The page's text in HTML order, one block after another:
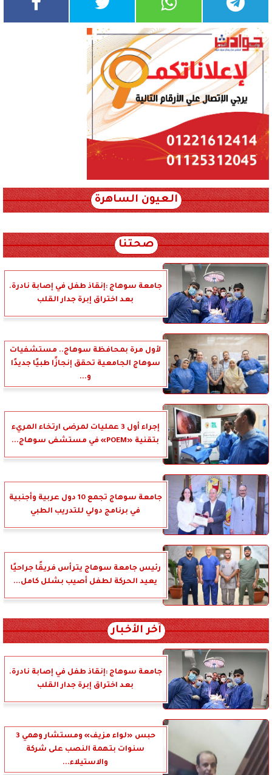
العيون الساهرة
صحتنا
جامعة سوهاج :إنقاذ طفل في إصابة نادرة.
بعد اختراق إبرة جدار القلب
لأول مرة بمحافظة سوهاج.. مستشفيات
سوهاج الجامعية تحقق إنجازًا طبيًا جديدًا
و...
إجراء أول 3 عمليات لمرضى ارتخاء المريء
بتقنية «POEM» في مستشفى سوهاج...
جامعة سوهاج تجمع 10 دول عربية وأجنبية
في برنامج دولي للتدريب الطبي
رئيس جامعة سوهاج يترأس فريقًا جراحيًا
يعيد الحركة لطفل أصيب بشلل كامل...
آخر الأخبار
جامعة سوهاج :إنقاذ طفل في إصابة نادرة.
بعد اختراق إبرة جدار القلب
حبس «لواء مزيف» ومستشار وهمي 3
سنوات بتهمة النصب على شركة
والاستيلاء...